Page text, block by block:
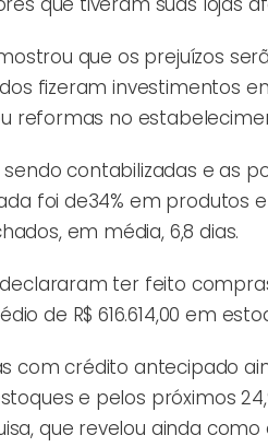
que os prejuízos
fizeram investimentos
reformas no
contabilizadas e as
foi de34% em produtos
em média, 6,8 dias.
ter feito
de R$ 616.614,00 em
com crédito antecipado
e pelos próximos
que revelou ainda